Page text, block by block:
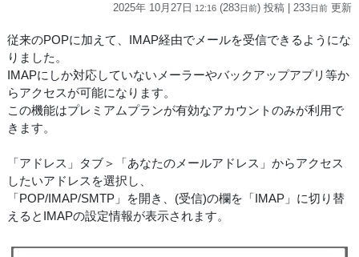
2025年 10月27日 12:16 (283日前) 投稿 | 233日前 更新
従来のPOPに加えて、IMAP経由でメールを受信できるようにな
りました。
IMAPにしか対応していないメーラーやバックアップアプリ等か
らアクセスが可能になります。
この機能はプレミアムプランが有効なアカウントのみが利用で
きます。
「アドレス」タブ＞「あなたのメールアドレス」からアクセス
したいアドレスを選択し、
「POP/IMAP/SMTP」を開き、(受信)の欄を「IMAP」に切り替
えるとIMAPの設定情報が表示されます。